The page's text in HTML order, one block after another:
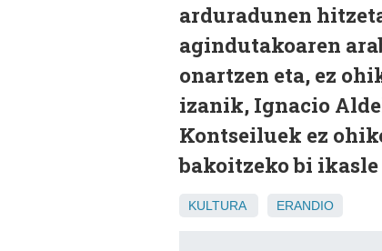
arduradunen
agindutakoaren
onartzen eta, ez
izanik, Ignacio
Kontseiluek ez
bakoitzeko bi
KULTURA ERANDIO